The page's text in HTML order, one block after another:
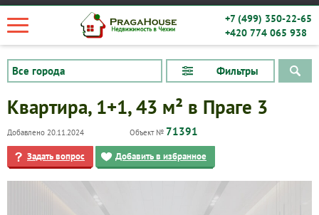
+7 (499) 350-22-65
+420 774 065 938
Фильтры
Квартира, 1+1, 43 м² в Праге 3
Добавлено 20.11.2024 Объект № 71391
Задать вопрос Добавить в избранное